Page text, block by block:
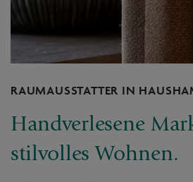
RAUMAUSSTATTER IN
Handverlesene
stilvolles Wohnen.